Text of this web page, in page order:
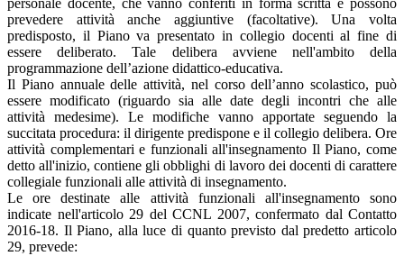
personale docente, che vanno conferiti in forma scritta e possono
prevedere attività anche aggiuntive (facoltative). Una volta
predisposto, il Piano va presentato in collegio docenti al fine di
essere deliberato. Tale delibera avviene nell'ambito della
programmazione dell’azione didattico-educativa.
Il Piano annuale delle attività, nel corso dell’anno scolastico, può
essere modificato (riguardo sia alle date degli incontri che alle
attività medesime). Le modifiche vanno apportate seguendo la
succitata procedura: il dirigente predispone e il collegio delibera. Ore
attività complementari e funzionali all'insegnamento Il Piano, come
detto all'inizio, contiene gli obblighi di lavoro dei docenti di carattere
collegiale funzionali alle attività di insegnamento.
Le ore destinate alle attività funzionali all'insegnamento sono
indicate nell'articolo 29 del CCNL 2007, confermato dal Contatto
2016-18. Il Piano, alla luce di quanto previsto dal predetto articolo
29, prevede: